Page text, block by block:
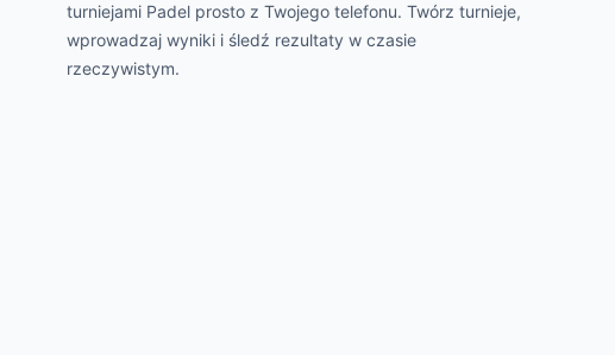
turniejami Padel prosto z Twojego telefonu. Twórz turnieje,
wprowadzaj wyniki i śledź rezultaty w czasie
rzeczywistym.